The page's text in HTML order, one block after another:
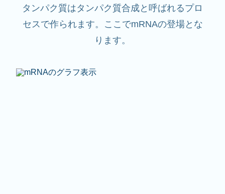
タンパク質はタンパク質合成と呼ばれるプロ
セスで作られます。ここでmRNAの登場とな
ります。